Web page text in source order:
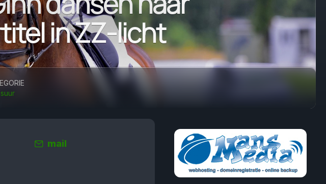
in ZZ-licht
mail